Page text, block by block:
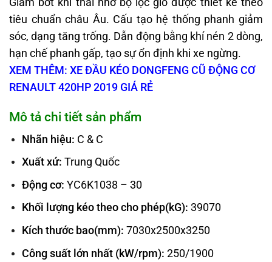
Giảm bớt khí thải nhờ bộ lọc gió được thiết kế theo
tiêu chuẩn châu Âu. Cấu tạo hệ thống phanh giảm
sóc, dạng tăng trống. Dẫn động bằng khí nén 2 dòng,
hạn chế phanh gấp, tạo sự ổn định khi xe ngừng.
XEM THÊM: XE ĐẦU KÉO DONGFENG CŨ ĐỘNG CƠ
RENAULT 420HP 2019 GIÁ RẺ
Mô tả chi tiết sản phẩm
Nhãn hiệu: C & C
Xuất xứ: Trung Quốc
Động cơ: YC6K1038 – 30
Khối lượng kéo theo cho phép(kG): 39070
Kích thước bao(mm): 7030x2500x3250
Công suất lớn nhất (kW/rpm): 250/1900